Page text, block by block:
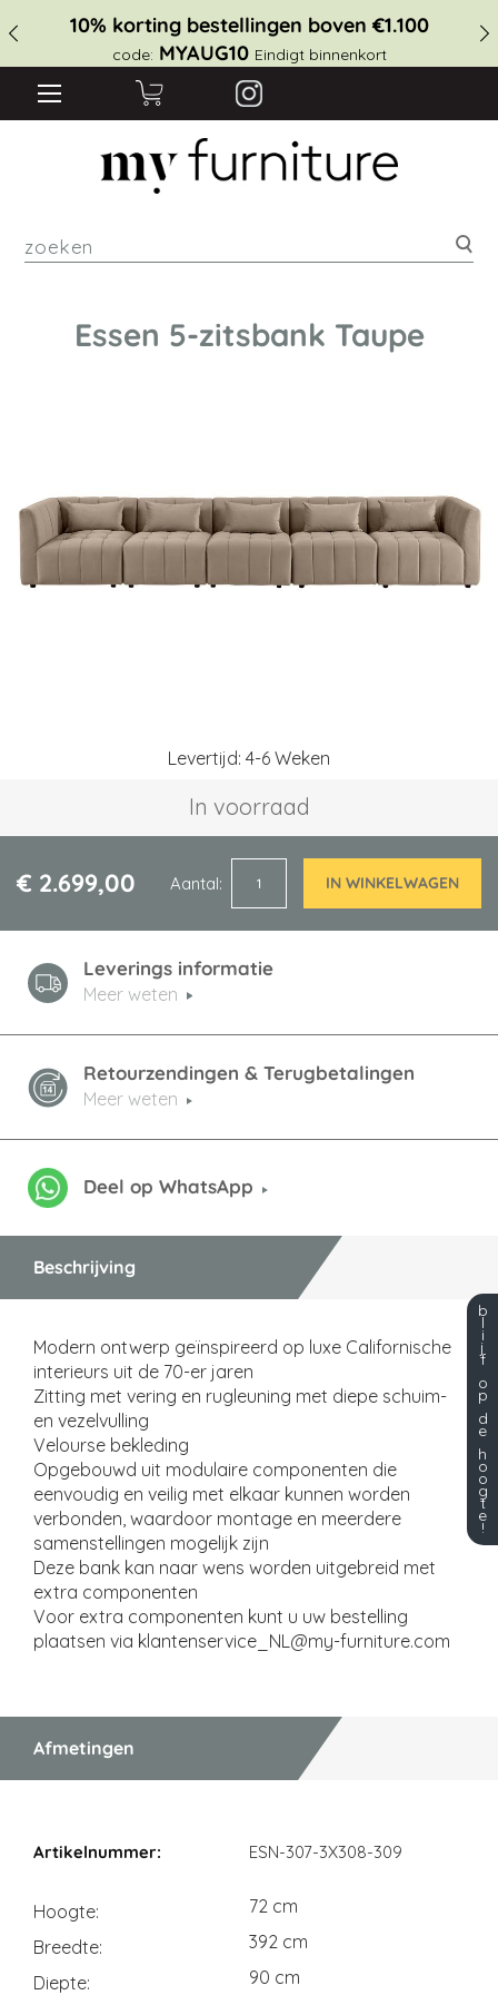
10% korting bestellingen boven €1.100
code: MYAUG10 Eindigt binnenkort
Essen 5-zitsbank Taupe
Levertijd: 4-6 Weken
In voorraad
€ 2.699,00 Aantal IN WINKELWAGEN
Leverings informatie
Meer weten
Retourzendingen & Terugbetalingen
Meer weten
Deel op WhatsApp
afbeeldingen-
gallerij
afbeeldingen-
gallerij
Beschrijving
Modern ontwerp geïnspireerd op luxe Californische
interieurs uit de 70-er jaren
Zitting met vering en rugleuning met diepe schuim-
en vezelvulling
Velourse bekleding
Opgebouwd uit modulaire componenten die
eenvoudig en veilig met elkaar kunnen worden
verbonden, waardoor montage en meerdere
samenstellingen mogelijk zijn
De​ze ​bank kan naar wens worden uitgebreid met
extra componenten
Voor extra componenten kunt u uw bestelling
plaatsen via klantenservice_NL@my-furniture.com
Afmetingen
ESN-307-3X308-309
Hoogte
72 cm
Breedte
392 cm
Diepte
90 cm
b
l
i
j
f
o
p
d
e
h
o
o
g
t
e
!